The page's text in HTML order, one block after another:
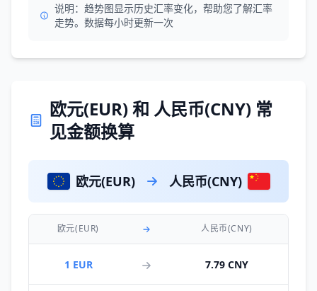
说明：趋势图显示历史汇率变化，帮助您了解汇率
走势。数据每小时更新一次
欧元(EUR) 和 人民币(CNY) 常
见金额换算
欧元(EUR) 人民币(CNY)
欧元(EUR) 人民币(CNY)
1 EUR 7.79 CNY